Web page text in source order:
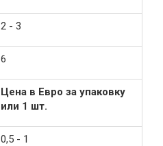
2 - 3
6
Цена в Евро за упаковку
или 1 шт.
0,5 - 1